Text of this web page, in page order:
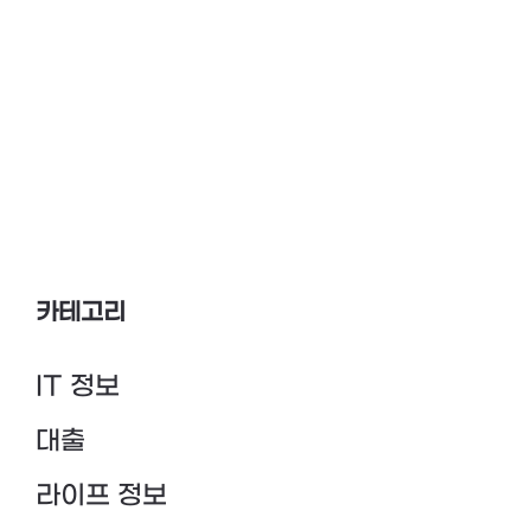
카테고리
IT 정보
대출
라이프 정보